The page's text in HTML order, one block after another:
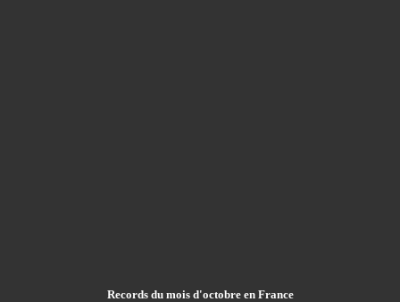
Records du mois d'octobre en France